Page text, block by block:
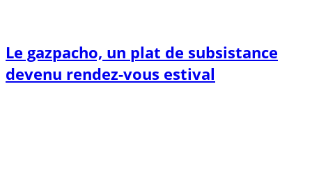
Le gazpacho, un plat de subsistance
devenu rendez-vous estival